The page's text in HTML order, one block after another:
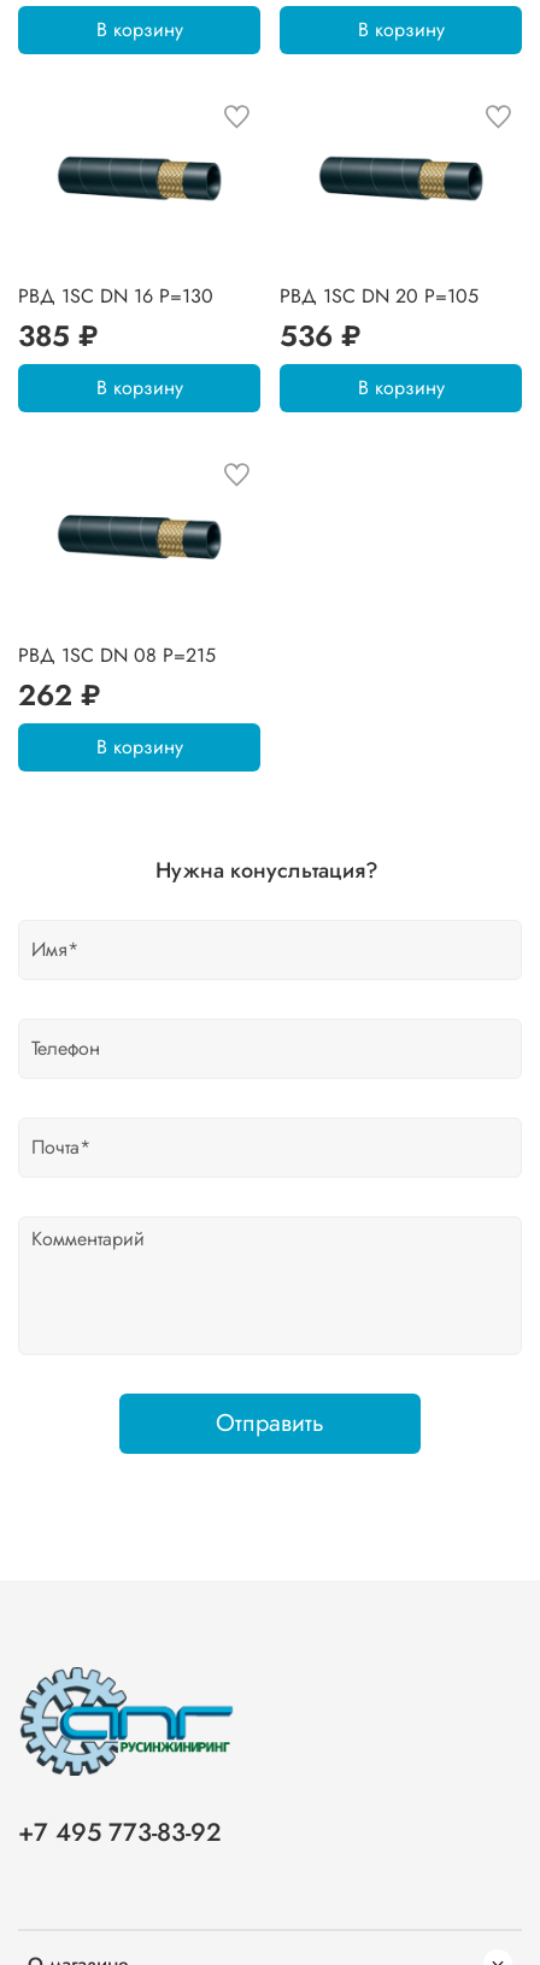
В корзину В корзину
РВД 1SC DN 16 P=130
385 ₽
В корзину
РВД 1SC DN 20 P=105
536 ₽
В корзину
РВД 1SC DN 08 P=215
262 ₽
В корзину
Нужна конусльтация?
Отправить
+7 495 773-83-92